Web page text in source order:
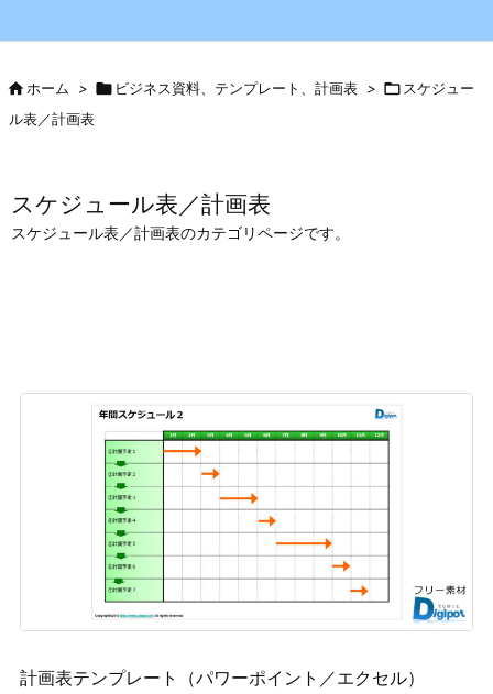
ホーム >  ビジネス資料、テンプレート、計画表 >  スケジュー
ル表／計画表
スケジュール表／計画表
スケジュール表／計画表のカテゴリページです。
計画表テンプレート（パワーポイント／エクセル）